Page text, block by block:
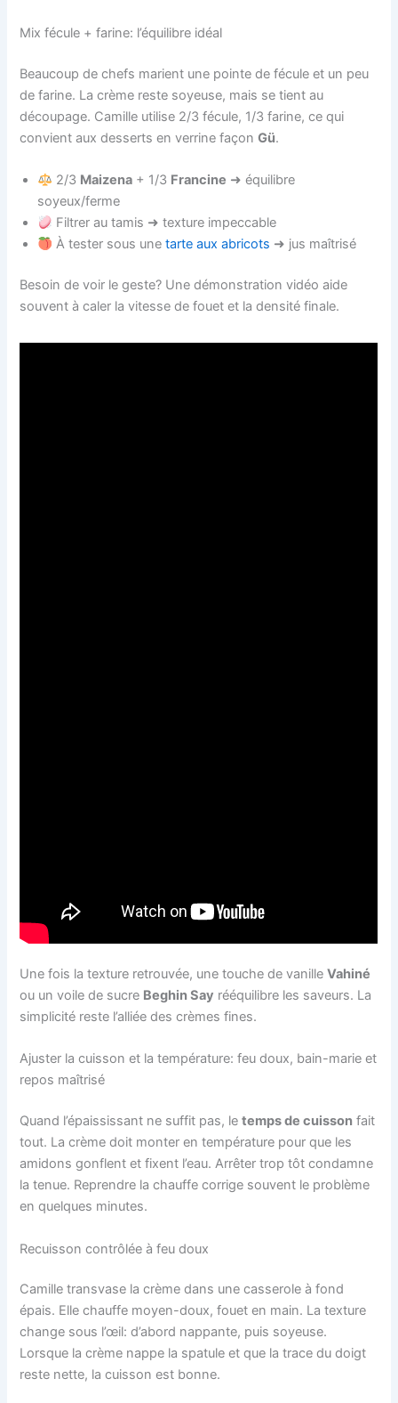
Mix fécule + farine: l’équilibre idéal
Beaucoup de chefs marient une pointe de fécule et un peu
de farine. La crème reste soyeuse, mais se tient au
découpage. Camille utilise 2/3 fécule, 1/3 farine, ce qui
convient aux desserts en verrine façonGü.
2/3 Maizena + 1/3 Francine ➜ équilibre
soyeux/ferme
Filtrer au tamis ➜ texture impeccable
À tester sous unetarte aux abricots ➜ jus maîtrisé
Besoin de voir le geste? Une démonstration vidéo aide
souvent à caler la vitesse de fouet et la densité finale.
Une fois la texture retrouvée, une touche de vanilleVahiné
ou un voile de sucre Beghin Say rééquilibre les saveurs. La
simplicité reste l’alliée des crèmes fines.
Ajuster la cuisson et la température: feu doux, bain-marie et
repos maîtrisé
Quand l’épaississant ne suffit pas, letemps de cuisson fait
tout. La crème doit monter en température pour que les
amidons gonflent et fixent l’eau. Arrêter trop tôt condamne
la tenue. Reprendre la chauffe corrige souvent le problème
en quelques minutes.
Recuisson contrôlée à feu doux
Camille transvase la crème dans une casserole à fond
épais. Elle chauffe moyen-doux, fouet en main. La texture
change sous l’œil: d’abord nappante, puis soyeuse.
Lorsque la crème nappe la spatule et que la trace du doigt
reste nette, la cuisson est bonne.